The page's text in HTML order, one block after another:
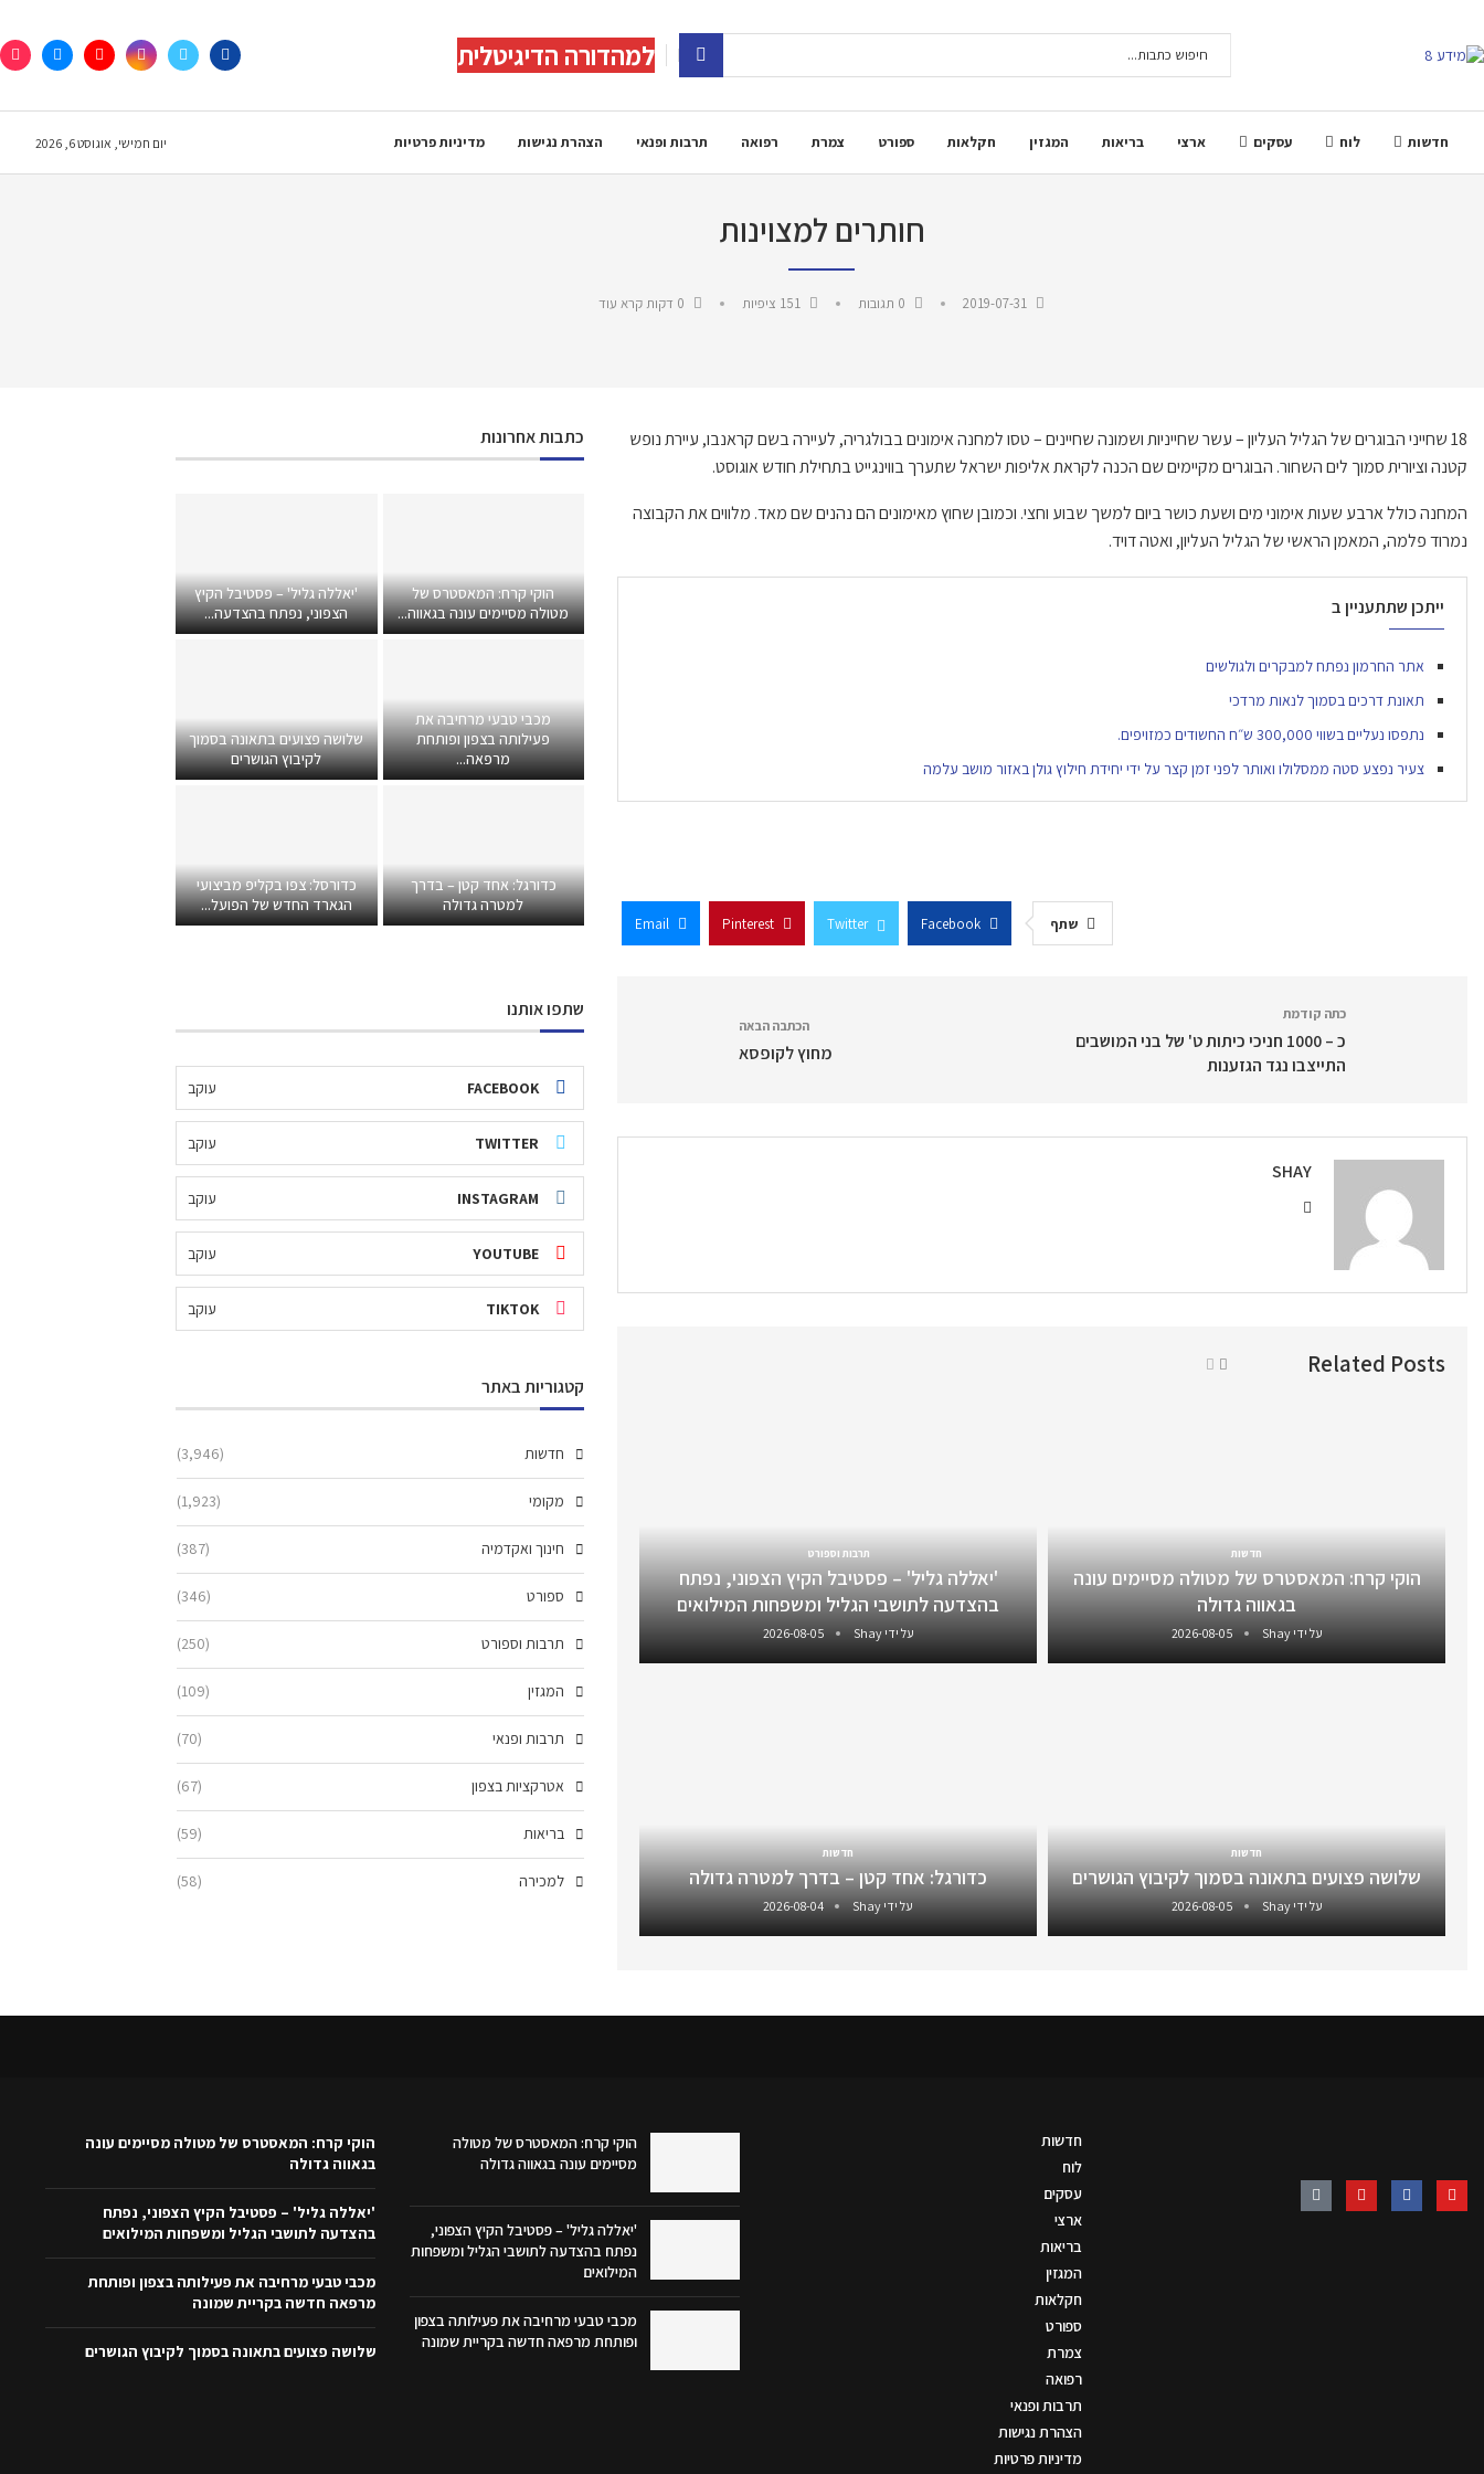
למהדורה הדיגיטלית
חדשות לוח עסקים ארצי בריאות המגזין חקלאות ספורט צמרת רפואה תרבות ופנאי הצהרת נגישות מדיניות פרטיות יום חמישי, אוגוסט 6, 2026
חותרים למצוינות
2019-07-31
151 ציפיות
18 שחייני הבוגרים של הגליל העליון – עשר שחייניות ושמונה שחיינים – טסו למחנה אימונים בבולגריה, לעיירה בשם קראנבו, עיירת נופש
קטנה וציורית סמוך לים השחור. הבוגרים מקיימים שם הכנה לקראת אליפות ישראל שתערך בווינגייט בתחילת חודש אוגוסט.
המחנה כולל ארבע שעות אימוני מים ושעת כושר ביום למשך שבוע וחצי. וכמובן שחוץ מאימונים הם נהנים שם מאד. מלווים את הקבוצה
נמרוד פלמה, המאמן הראשי של הגליל העליון, ואטה דויד.
ייתכן שתתעניין ב
אתר החרמון נפתח למבקרים ולגולשים
תאונת דרכים בסמוך לנאות מרדכי
נתפסו נעליים בשווי 300,000 ש״ח החשודים כמזויפים.
צעיר נפצע סטה ממסלולו ואותר לפני זמן קצר על ידי יחידת חילוץ גולן באזור מושב עלמה
שתף Facebook
Twitter
Pinterest
Email
כתה קודמת
כ – 1000 חניכי כיתות ט' של בני המושבים
התייצבו נגד הגזענות
הכתבה הבאה
מחוץ לקופסא
SHAY
Related Posts
חדשות
הוקי קרח: המאסטרס של מטולה מסיימים עונה
בגאווה גדולה
על ידיShay
2026-08-05
תרבות וספורט
'יאללה גליל' – פסטיבל הקיץ הצפוני, נפתח
בהצדעה לתושבי הגליל ומשפחות המילואים
על ידיShay
2026-08-05
חדשות
שלושה פצועים בתאונה בסמוך לקיבוץ הגושרים
על ידיShay
2026-08-05
חדשות
כדורגל: אחד קטן – בדרך למטרה גדולה
על ידי Shay
2026-08-04
כתבות אחרונות
הוקי קרח: המאסטרס של
מטולה מסיימים עונה בגאווה...
'יאללה גליל' – פסטיבל הקיץ
הצפוני, נפתח בהצדעה...
מכבי טבעי מרחיבה את
פעילותה בצפון ופותחת
מרפאה...
שלושה פצועים בתאונה בסמוך
לקיבוץ הגושרים
כדורגל: אחד קטן – בדרך
למטרה גדולה
כדורסל: צפו בקליפ מביצועי
הגארד החדש של הפועל...
שתפו אותנו
FACEBOOK עוקב
TWITTER עוקב
INSTAGRAM עוקב
YOUTUBE עוקב
TIKTOK עוקב
קטגוריות באתר
חדשות (3,946)
מקומי (1,923)
חינוך ואקדמיה (387)
ספורט (346)
תרבות וספורט (250)
המגזין (109)
תרבות ופנאי (70)
אטרקציות בצפון (67)
בריאות (59)
למכירה (58)
חדשות
לוח
עסקים
ארצי
בריאות
המגזין
חקלאות
ספורט
צמרת
רפואה
תרבות ופנאי
הצהרת נגישות
מדיניות פרטיות
הוקי קרח: המאסטרס של מטולה
מסיימים עונה בגאווה גדולה
'יאללה גליל' – פסטיבל הקיץ הצפוני,
נפתח בהצדעה לתושבי הגליל ומשפחות
המילואים
מכבי טבעי מרחיבה את פעילותה בצפון
ופותחת מרפאה חדשה בקריית שמונה
הוקי קרח: המאסטרס של מטולה מסיימים עונה
בגאווה גדולה
'יאללה גליל' – פסטיבל הקיץ הצפוני, נפתח
בהצדעה לתושבי הגליל ומשפחות המילואים
מכבי טבעי מרחיבה את פעילותה בצפון ופותחת
מרפאה חדשה בקריית שמונה
שלושה פצועים בתאונה בסמוך לקיבוץ הגושרים